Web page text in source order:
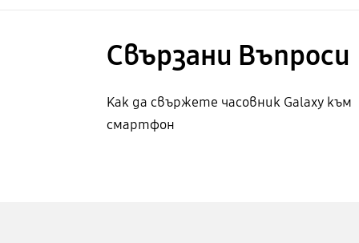
Свързани Bъпроси
Как да свържете часовник Galaxy към
смартфон